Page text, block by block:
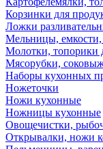
Корзинки для
Ложки
Мельницы,
Молотки, топорики
Мясорубки,
Наборы кухонных
Ножеточки
Ножи кухонные
Ножницы кухонные
Овощечистки,
Открывалки, ножи